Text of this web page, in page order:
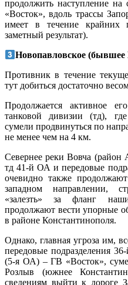
продолжить наступление
«Восток», вдоль трассы
имеет в течение крайних
заметный результат).
Новопавловское (бывшее
Противник в течение
тут добиться достаточно
Продолжается активное
танковой дивизии (тд),
сумели продвинуться по
не менее чем на 4 км.
Севернее реки Вовча (район
тд 41-й ОА и передовые
очевидно также
западном направлении,
«залезть» за фланг
продолжают вести упорные
в районе Константинополя.
Однако, главная угроза им,
передовые подразделения
(5-я ОА) – ГВ «Восток»,
Розлыв (южнее
сведениям выйти к дороге